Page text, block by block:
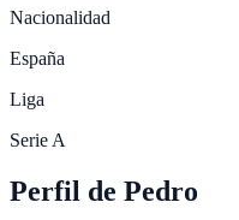
Nacionalidad
España
Liga
Serie A
Perfil de Pedro